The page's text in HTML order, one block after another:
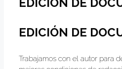
EDICIÓN DE
Trabajamos con el autor para